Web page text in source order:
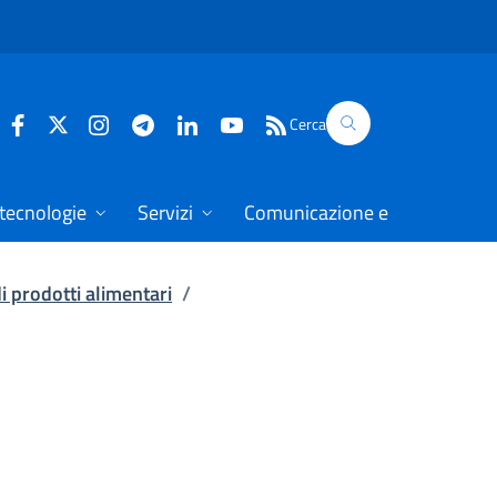
Cerca
Servizi Comunicazione e dati
prodotti alimentari /